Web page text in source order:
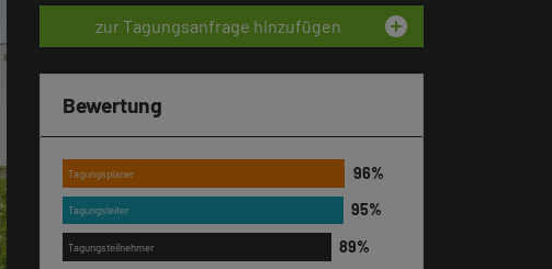
zur Tagungsanfrage hinzufügen add_circle
Bewertung
Tagungsplaner
Tagungsleiter
Tagungsteilnehmer